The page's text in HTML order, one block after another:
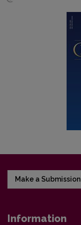
Make a Submission
Information